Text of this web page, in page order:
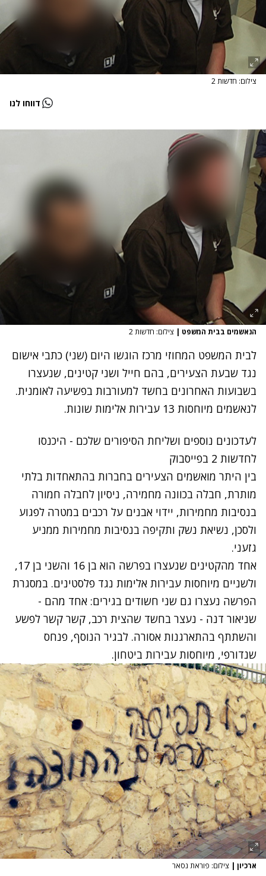
צילום: חדשות 2
דווחו לנו
הנאשמים בבית המשפט | צילום: חדשות 2
לבית המשפט המחוזי מרכז הוגשו היום (שני) כתבי אישום
נגד שבעת הצעירים, בהם חייל ושני קטינים, שנעצרו
בשבועות האחרונים בחשד למעורבות בפשיעה לאומנית.
לנאשמים מיוחסות 13 עבירות אלימות שונות.
לעדכונים נוספים ושליחת הסיפורים שלכם - היכנסו
לחדשות 2 בפייסבוק
בין היתר מואשמים הצעירים בחברות בהתאחדות בלתי
מותרת, חבלה בכוונה מחמירה, ניסיון לחבלה חמורה
בנסיבות מחמירות, יידוי אבנים על רכבים במטרה לפגוע
ולסכן, נשיאת נשק ותקיפה בנסיבות מחמירות ממניע
גזעני.
אחד מהקטינים שנעצרו בפרשה הוא בן 16 והשני בן 17,
ולשניים מיוחסות עבירות אלימות נגד פלסטינים. במסגרת
הפרשה נעצרו גם שני חשודים בגירים: אחד מהם -
שניאור דנה - נעצר בחשד שהצית רכב, קשר קשר לפשע
והשתתף בהתארגנות אסורה. לבגיר הנוסף, פנחס
שנדורפי, מיוחסות עבירות ביטחון.
ארכיון | צילום: פוראת נסאר